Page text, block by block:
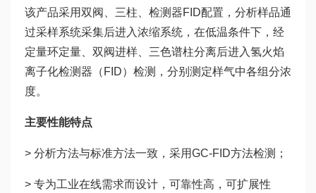
该产品采用双阀、三柱、检测器FID配置，分析样品通
过采样系统采集后进入浓缩系统，在低温条件下，经
定量环定量、双阀进样、三色谱柱分离后进入氢火焰
离子化检测器（FID）检测，分别测定样气中各组分浓
度。
主要性能特点
> 分析方法与标准方法一致，采用GC-FID方法检测；
> 专为工业在线需求而设计，可靠性高，可扩展性